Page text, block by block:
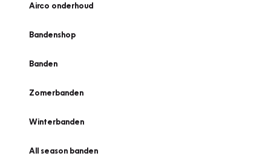
Airco onderhoud
Bandenshop
Banden
Zomerbanden
Winterbanden
All season banden